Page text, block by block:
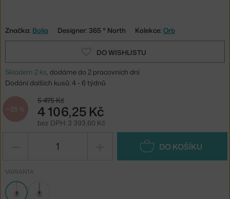
Značka: Bolia Designer: 365 ° North Kolekce: Orb
DO WISHLISTU
Skladem 2 ks, dodáme do 2 pracovních dní
Dodání dalších kusů: 4 - 6 týdnů
−25 %
5 475 Kč
4 106,25 Kč
bez DPH: 3 393,60 Kč
DO KOŠÍKU
VARIANTA